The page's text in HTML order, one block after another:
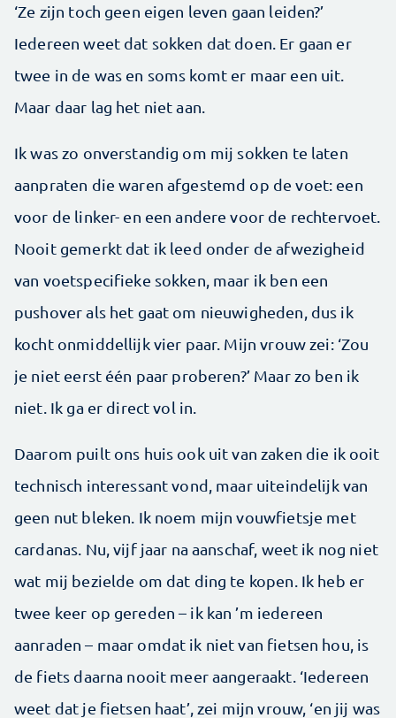
‘Ze zijn toch geen eigen leven gaan leiden?’
Iedereen weet dat sokken dat doen. Er gaan er
twee in de was en soms komt er maar een uit.
Maar daar lag het niet aan.
Ik was zo onverstandig om mij sokken te laten
aanpraten die waren afgestemd op de voet: een
voor de linker- en een andere voor de rechtervoet.
Nooit gemerkt dat ik leed onder de afwezigheid
van voetspecifieke sokken, maar ik ben een
pushover als het gaat om nieuwig­heden, dus ik
kocht onmiddellijk vier paar. Mijn vrouw zei: ‘Zou
je niet eerst één paar proberen?’ Maar zo ben ik
niet. Ik ga er direct vol in.
Daarom puilt ons huis ook uit van zaken die ik ooit
technisch interessant vond, maar uiteindelijk van
geen nut bleken. Ik noem mijn vouwfietsje met
cardanas. Nu, vijf jaar na aanschaf, weet ik nog niet
wat mij bezielde om dat ding te kopen. Ik heb er
twee keer op gereden – ik kan ’m iedereen
aanraden – maar omdat ik niet van fietsen hou, is
de fiets daarna nooit meer aan­geraakt. ‘Iedereen
weet dat je fietsen haat’, zei mijn vrouw, ‘en jij was